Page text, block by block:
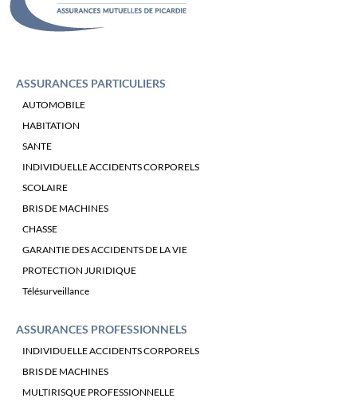
ASSURANCES PARTICULIERS
AUTOMOBILE
HABITATION
SANTE
INDIVIDUELLE ACCIDENTS CORPORELS
SCOLAIRE
BRIS DE MACHINES
CHASSE
GARANTIE DES ACCIDENTS DE LA VIE
PROTECTION JURIDIQUE
Télésurveillance
ASSURANCES PROFESSIONNELS
INDIVIDUELLE ACCIDENTS CORPORELS
BRIS DE MACHINES
MULTIRISQUE PROFESSIONNELLE